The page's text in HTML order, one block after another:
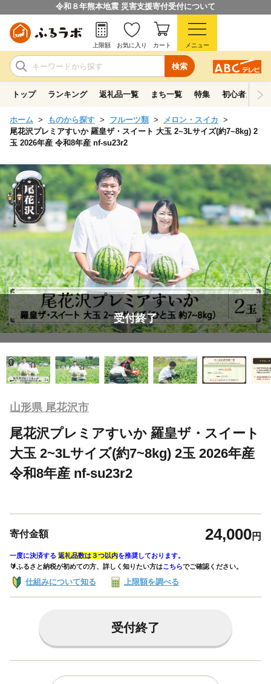
令和８年熊本地震 災害支援寄付受付について
検索
上限額 お気に入り カート メニュー
トップ ランキング 返礼品一覧 まち一覧 特集 初心者ガイド
ホーム ものから探す フルーツ類
メロン・スイカ
尾花沢プレミアすいか 羅皇ザ・スイート 大玉 2~3Lサイズ(約7~8kg) 2
玉 2026年産 令和8年産 nf-su23r2
受付終了
山形県 尾花沢市
尾花沢プレミアすいか 羅皇ザ・スイート
大玉 2~3Lサイズ(約7~8kg) 2玉 2026年産
令和8年産 nf-su23r2
寄付金額 24,000円
一度に決済する 返礼品数は３つ以内を推奨しております。
🔰ふるさと納税が初めての方、詳しく知りたい方はこちらでご確認ください。
仕組みについて知る 上限額を調べる
受付終了